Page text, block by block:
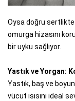
Oysa doğru
omurga hizasını
bir uyku sağlıyor.
Yastık ve Yorgan:
Yastık, baş ve
vücut ısısını ideal